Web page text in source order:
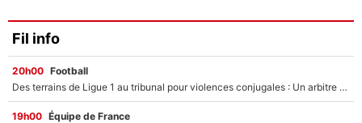
Fil info
20h00 Football
Des terrains de Ligue 1 au tribunal pour violences conjugales : Un arbitre français encourt une peine de 18 mois de prison !
19h00 Équipe de France